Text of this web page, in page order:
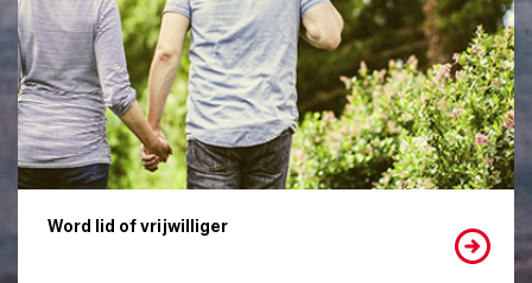
Word lid of vrijwilliger